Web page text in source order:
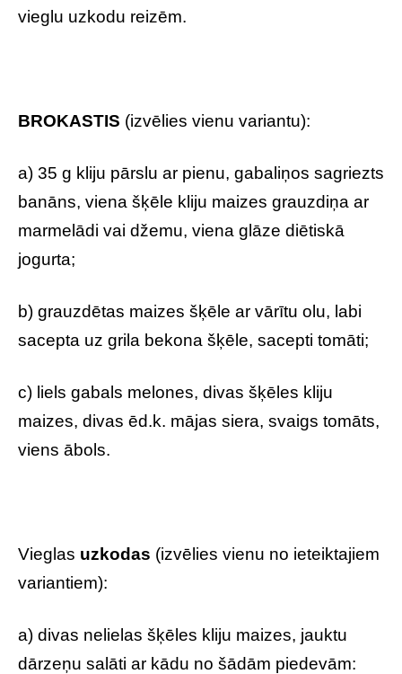
vieglu uzkodu reizēm.
BROKASTIS (izvēlies vienu variantu):
a) 35 g kliju pārslu ar pienu, gabaliņos sagriezts
banāns, viena šķēle kliju maizes grauzdiņa ar
marmelādi vai džemu, viena glāze diētiskā
jogurta;
b) grauzdētas maizes šķēle ar vārītu olu, labi
sacepta uz grila bekona šķēle, sacepti tomāti;
c) liels gabals melones, divas šķēles kliju
maizes, divas ēd.k. mājas siera, svaigs tomāts,
viens ābols.
Vieglas uzkodas (izvēlies vienu no ieteiktajiem
variantiem):
a) divas nelielas šķēles kliju maizes, jauktu
dārzeņu salāti ar kādu no šādām piedevām: